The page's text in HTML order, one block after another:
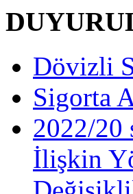
Dövizli
Sigorta
2022/20
İlişkin